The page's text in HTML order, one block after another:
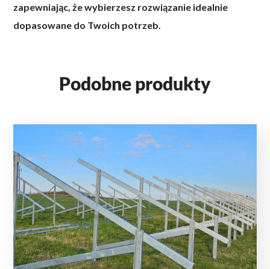
zapewniając, że wybierzesz rozwiązanie idealnie
dopasowane do Twoich potrzeb.
Podobne produkty